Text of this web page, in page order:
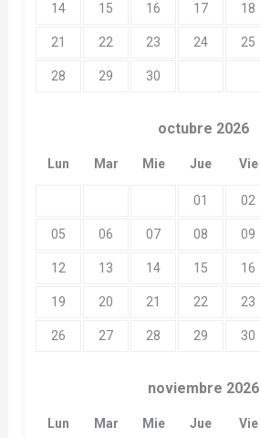
14 15 16 17 18
21 22 23 24 25
28 29 30
octubre 2026
Lun Mar Mie Jue Vie
01 02
05 06 07 08 09
12 13 14 15 16
19 20 21 22 23
26 27 28 29 30
noviembre 2026
Lun Mar Mie Jue Vie